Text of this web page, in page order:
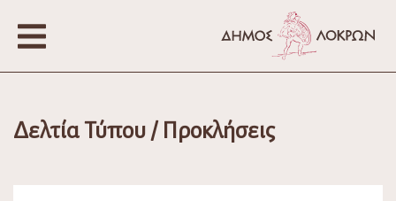
Δελτία Τύπου / Προκλήσεις